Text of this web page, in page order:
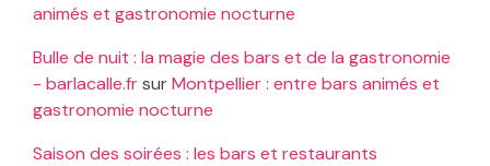
animés et gastronomie nocturne
Bulle de nuit : la magie des bars et de la gastronomie
- barlacalle.frsurMontpellier : entre bars animés et
gastronomie nocturne
Saison des soirées : les bars et restaurants